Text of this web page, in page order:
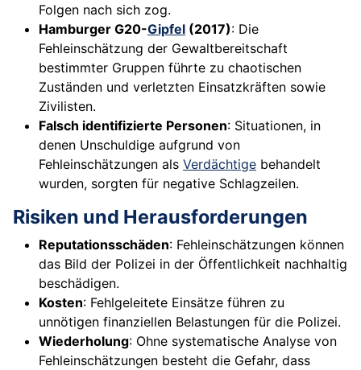
Folgen nach sich zog.
Hamburger G20-Gipfel (2017): Die
Fehleinschätzung der Gewaltbereitschaft
bestimmter Gruppen führte zu chaotischen
Zuständen und verletzten Einsatzkräften sowie
Zivilisten.
Falsch identifizierte Personen: Situationen, in
denen Unschuldige aufgrund von
Fehleinschätzungen als Verdächtige behandelt
wurden, sorgten für negative Schlagzeilen.
Risiken und Herausforderungen
Reputationsschäden: Fehleinschätzungen können
das Bild der Polizei in der Öffentlichkeit nachhaltig
beschädigen.
Kosten: Fehlgeleitete Einsätze führen zu
unnötigen finanziellen Belastungen für die Polizei.
Wiederholung: Ohne systematische Analyse von
Fehleinschätzungen besteht die Gefahr, dass